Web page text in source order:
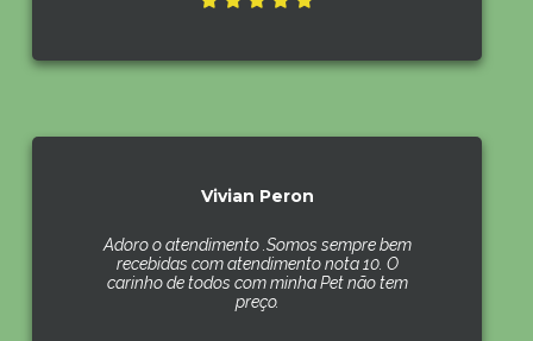
Vivian Peron
Adoro o atendimento .Somos sempre bem
recebidas com atendimento nota 10. O
carinho de todos com minha Pet não tem
preço.